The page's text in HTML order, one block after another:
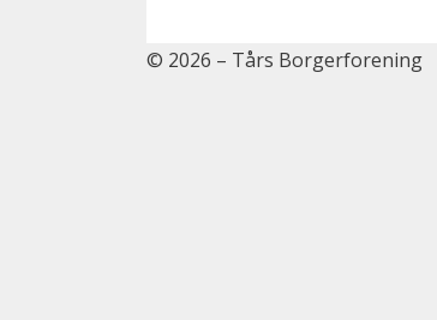
© 2026 – Tårs Borgerforening